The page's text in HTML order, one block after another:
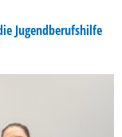
Jugendberufshilfe